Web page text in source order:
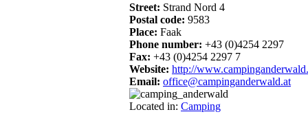
Street: Strand Nord 4
Postal code: 9583
Place: Faak
Phone number: +43 (0)4254 2297
Fax: +43 (0)4254 2297 7
Website: http://
Email: office@campinganderwald.at
Located in: Camping